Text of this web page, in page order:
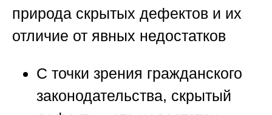
природа скрытых дефектов и их
отличие от явных недостатков
С точки зрения гражданского
законодательства, скрытый